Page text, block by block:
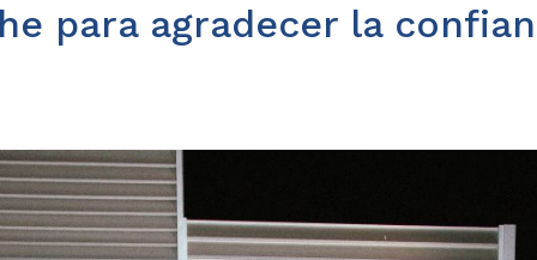
para agradecer la